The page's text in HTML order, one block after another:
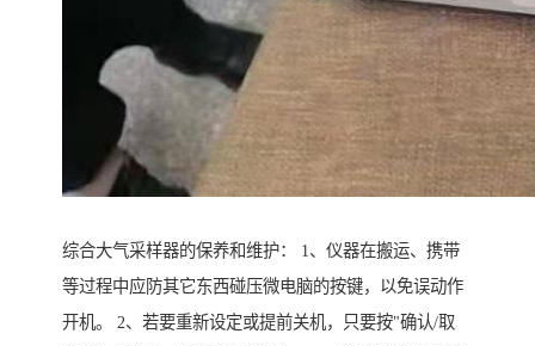
综合大气采样器的保养和维护： 1、仪器在搬运、携带
等过程中应防其它东西碰压微电脑的按键，以免误动作
开机。 2、若要重新设定或提前关机，只要按"确认/取